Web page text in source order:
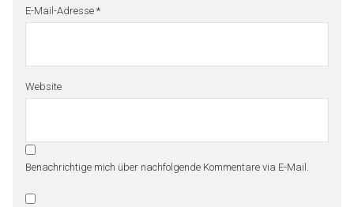
E-Mail-Adresse *
Website
Benachrichtige mich über nachfolgende Kommentare via E-Mail.